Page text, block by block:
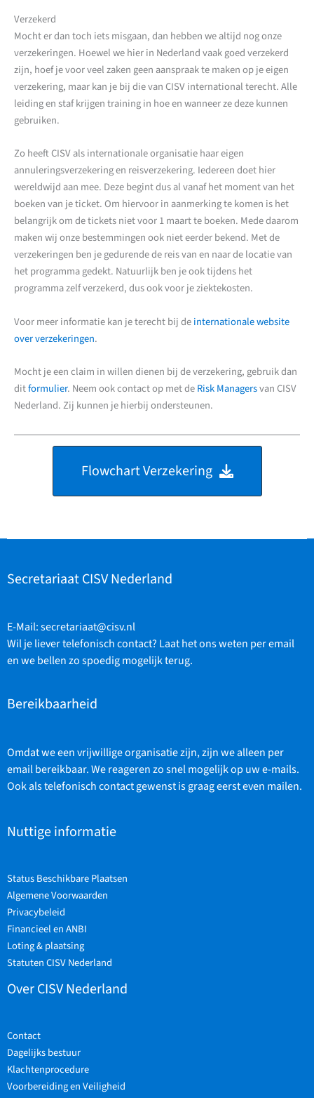
Verzekerd
Mocht er dan toch iets misgaan, dan hebben we altijd nog onze
verzekeringen. Hoewel we hier in Nederland vaak goed verzekerd
zijn, hoef je voor veel zaken geen aanspraak te maken op je eigen
verzekering, maar kan je bij die van CISV international terecht. Alle
leiding en staf krijgen training in hoe en wanneer ze deze kunnen
gebruiken.
Zo heeft CISV als internationale organisatie haar eigen
annuleringsverzekering en reisverzekering. Iedereen doet hier
wereldwijd aan mee. Deze begint dus al vanaf het moment van het
boeken van je ticket. Om hiervoor in aanmerking te komen is het
belangrijk om de tickets niet voor 1 maart te boeken. Mede daarom
maken wij onze bestemmingen ook niet eerder bekend. Met de
verzekeringen ben je gedurende de reis van en naar de locatie van
het programma gedekt. Natuurlijk ben je ook tijdens het
programma zelf verzekerd, dus ook voor je ziektekosten.
Voor meer informatie kan je terecht bij deinternationale website
over verzekeringen.
Mocht je een claim in willen dienen bij de verzekering, gebruik dan
ditformulier. Neem ook contact op met deRisk Managersvan CISV
Nederland. Zij kunnen je hierbij ondersteunen.
Flowchart Verzekering
Secretariaat CISV Nederland
E-Mail:secretariaat@cisv.nl
Wil je liever telefonisch contact? Laat het ons weten per email
en we bellen zo spoedig mogelijk terug.
Bereikbaarheid
Omdat we een vrijwillige organisatie zijn, zijn we alleen per
email bereikbaar. We reageren zo snel mogelijk op uw e-mails.
Ook als telefonisch contact gewenst is graag eerst even mailen.
Nuttige informatie
Status Beschikbare Plaatsen
Algemene Voorwaarden
Privacybeleid
Financieel en ANBI
Loting & plaatsing
Statuten CISV Nederland
Over CISV Nederland
Contact
Dagelijks bestuur
Klachtenprocedure
Voorbereiding en Veiligheid